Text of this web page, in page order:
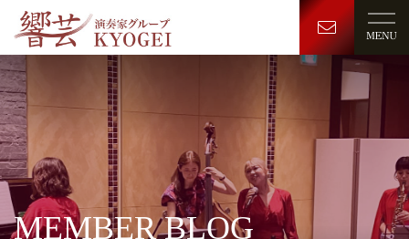
MEMBER BLOG